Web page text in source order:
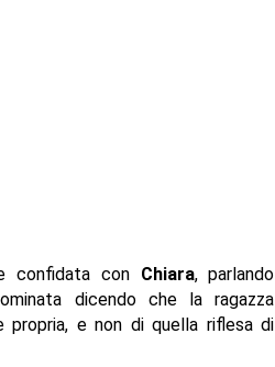
confidata con Chiara, parlando
dicendo che la ragazza
e non di quella riflesa di